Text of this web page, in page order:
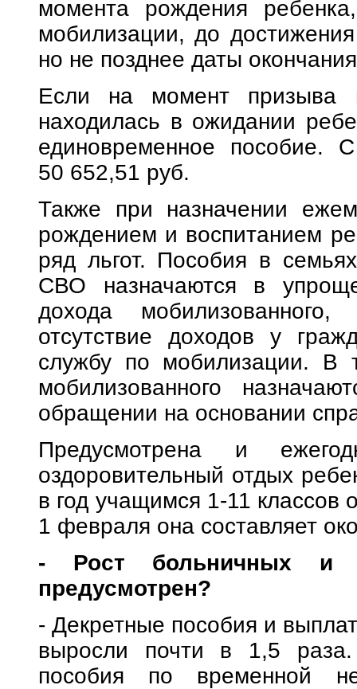
момента рождения
мобилизации, до
но не позднее даты
Если на момент призыва
находилась в ожидании
единовременное пособие.
50 652,51 руб.
Также при назначении
рождением и воспитанием
ряд льгот. Пособия в
СВО назначаются в
дохода
отсутствие доходов у
службу по мобилизации. В
мобилизованного
обращении на основании
Предусмотрена и
оздоровительный отдых
в год учащимся 1-11
1 февраля она составляет
- Рост больничных и
предусмотрен?
- Декретные пособия и
выросли почти в 1,5
пособия по временной